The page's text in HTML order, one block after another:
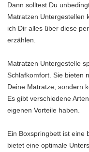
Dann solltest Du
Matratzen Untergestellen
ich Dir alles über diese
erzählen.
Matratzen Untergestelle
Schlafkomfort. Sie bieten
Deine Matratze, sondern
Es gibt verschiedene
eigenen Vorteile haben.
Ein Boxspringbett ist eine
bietet eine optimale